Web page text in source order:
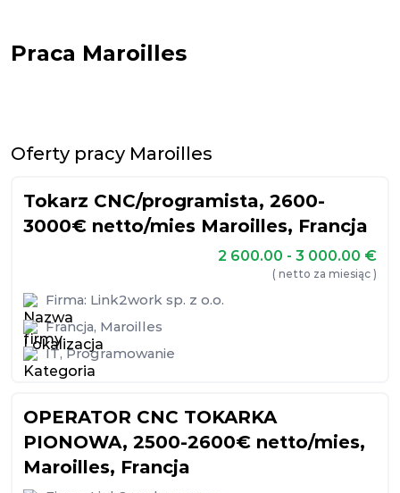
Praca Maroilles
Oferty pracy Maroilles
Tokarz CNC/programista, 2600-
3000€ netto/mies Maroilles, Francja
2 600.00 - 3 000.00 €
( netto za miesiąc )
Firma: Link2work sp. z o.o.
Francja, Maroilles
IT, Programowanie
OPERATOR CNC TOKARKA
PIONOWA, 2500-2600€ netto/mies,
Maroilles, Francja